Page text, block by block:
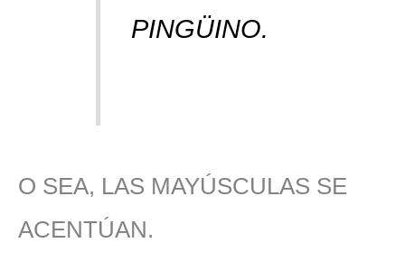
PINGÜINO.
O SEA, LAS MAYÚSCULAS SE
ACENTÚAN.